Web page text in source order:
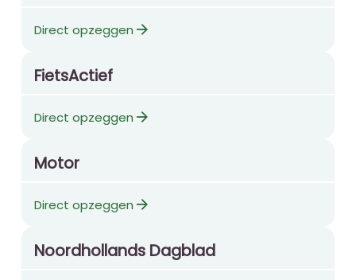
Direct opzeggen arrow_forward
FietsActief
Direct opzeggen arrow_forward
Motor
Direct opzeggen arrow_forward
Noordhollands Dagblad